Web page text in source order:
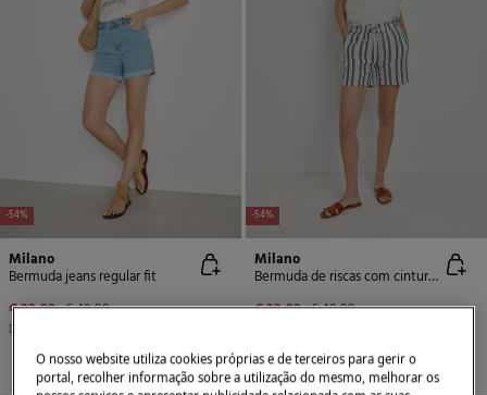
-54%
Milano
Bermuda jeans regular fit
€ 22,99 € 49,99
Desconto
-54%
Milano
Bermuda de riscas com cintura elástica
€ 22,99 € 49,99
+2 Cores
O nosso website utiliza cookies próprias e de terceiros para gerir o
portal, recolher informação sobre a utilização do mesmo, melhorar os